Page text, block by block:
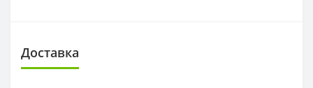
Доставка